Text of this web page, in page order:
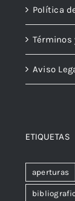
Política
Términos
Aviso
ETIQUETAS
aperturas